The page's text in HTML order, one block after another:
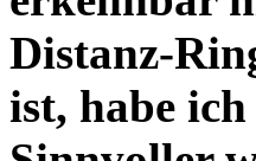
Distanz-
ist, habe